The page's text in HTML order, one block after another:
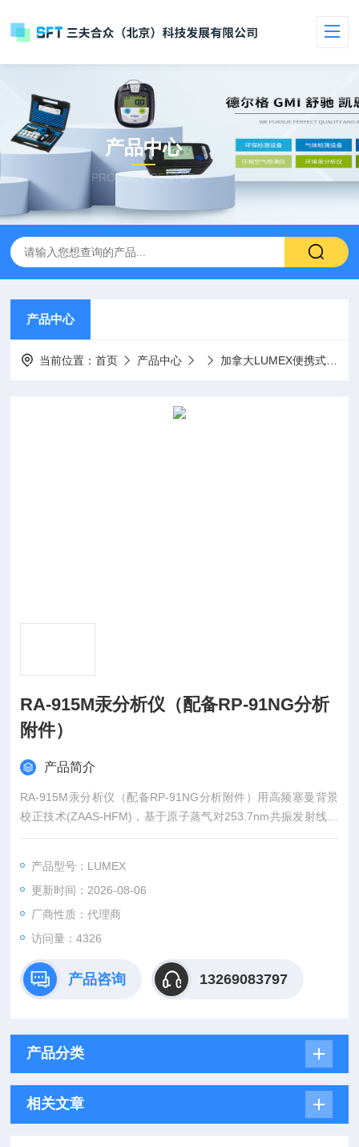
产品中心
PRODUCT CENTER
产品中心
当前位置：首页 产品中心 加拿大LUMEX便携式汞分析仪
RA-915M汞分析仪（配备RP-91NG分析
附件）
产品简介
RA-915M汞分析仪（配备RP-91NG分析附件）用高频塞曼背景
校正技术(ZAAS-HFM)，基于原子蒸气对253.7nm共振发射线吸
收的原理，进行汞分析检测。可配备不同模块，实现固液、气多
露事故、有害废物、生物材料、职业环境检测等。
产品型号：LUMEX
更新时间：2026-08-06
厂商性质：代理商
访问量：4326
产品咨询 13269083797
产品分类
相关文章